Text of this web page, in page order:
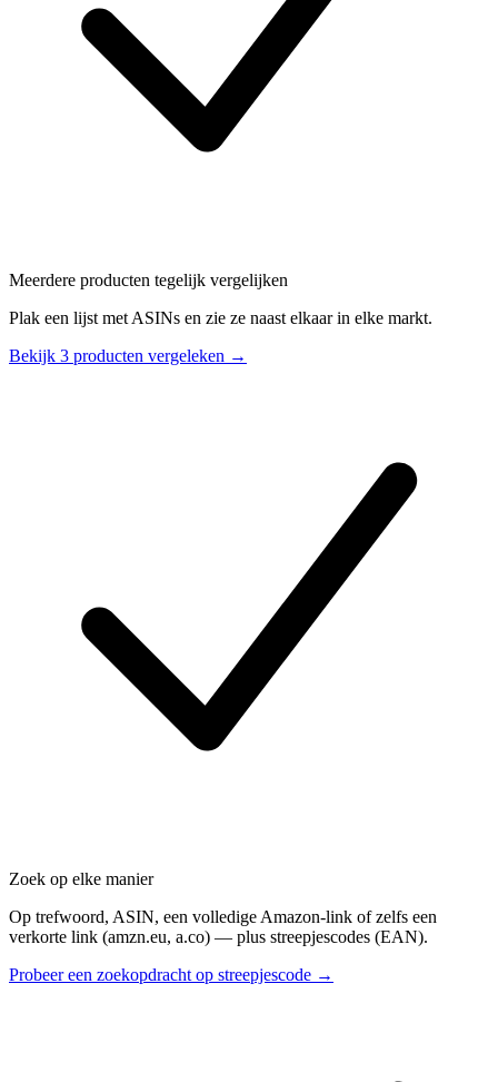
Meerdere producten tegelijk vergelijken
Plak een lijst met ASINs en zie ze naast elkaar in elke markt.
Bekijk 3 producten vergeleken →
Zoek op elke manier
Op trefwoord, ASIN, een volledige Amazon-link of zelfs een
verkorte link (amzn.eu, a.co) — plus streepjescodes (EAN).
Probeer een zoekopdracht op streepjescode →